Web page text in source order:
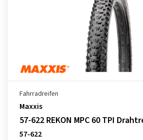
Fahrradreifen
Maxxis
57-622 REKON MPC 60 TPI
57-622